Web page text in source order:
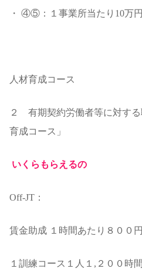
・ ④⑤：１事業所当たり10万
人材育成コース
２ 有期契約労働者等に対す
育成コース」
いくらもらえるの
Off-JT：
賃金助成 １時間あたり８００
１訓練コース１人１,２００時